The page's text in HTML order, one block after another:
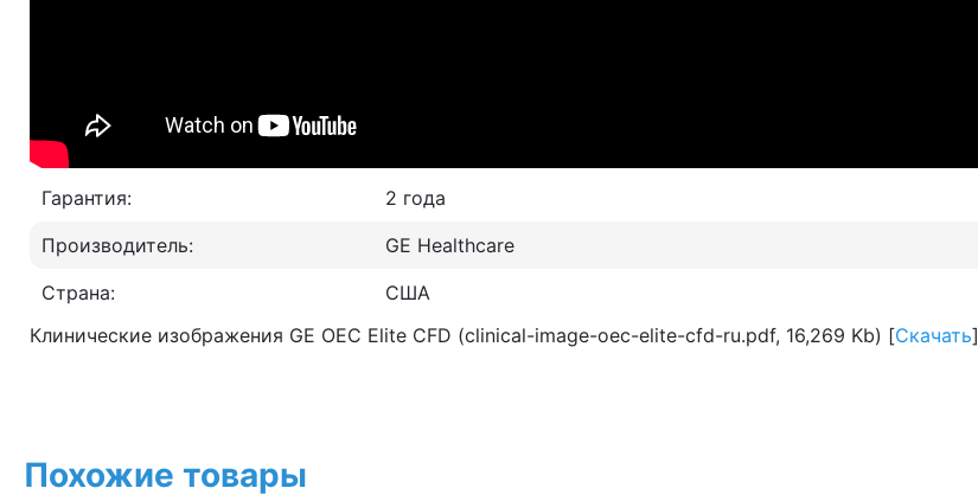
Гарантия:
2 года
Производитель:
GE Healthcare
Страна:
США
Клинические изображения GE OEC Elite CFD (clinical-image-oec-elite-cfd-ru.pdf, 16,269 Kb) [Скачать]
Похожие товары